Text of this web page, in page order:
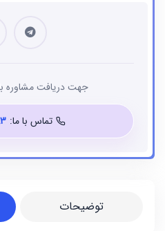
توضیحات
جهت دریافت مشاوره
تماس با ما: